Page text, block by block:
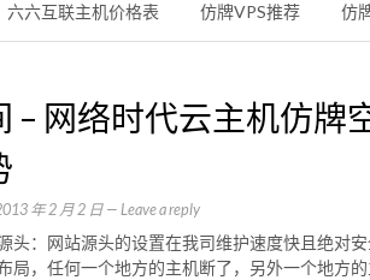
六六互联主机价格表 仿牌VPS推荐 仿
– 网络时代云主机仿牌
年 2 月 2 日 — Leave a reply
头：网站源头的设置在我司维护速度快且绝对
局，任何一个地方的主机断了，另外一个地方